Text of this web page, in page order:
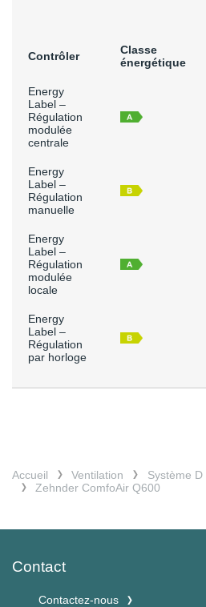
Contrôler
Classe
énergétique
Energy
Label –
Régulation
modulée
centrale
Energy
Label –
Régulation
manuelle
Energy
Label –
Régulation
modulée
locale
Energy
Label –
Régulation
par horloge
Accueil Ventilation Système D
Zehnder ComfoAir Q600
Contact
Contactez-nous